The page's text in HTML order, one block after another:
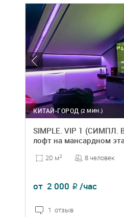
(2 МИН.)
КИТАЙ-ГОРОД
SIMPLE. VIP 1 (СИМПЛ.
лофт на мансардном
20 м2 8 человек
от 2 000 ₽ /час
1 отзыв